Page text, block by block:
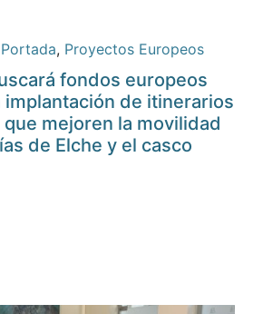
Portada, Proyectos Europeos
fondos europeos
implantación de itinerarios
mejoren la movilidad
de Elche y el casco